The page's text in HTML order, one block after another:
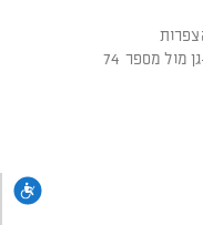
מול מספר 74